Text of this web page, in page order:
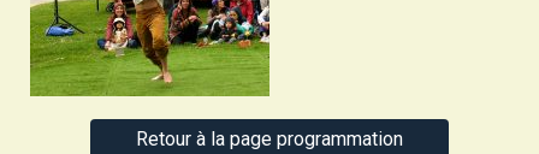
Retour à la page programmation